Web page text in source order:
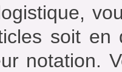
soit en
notation.